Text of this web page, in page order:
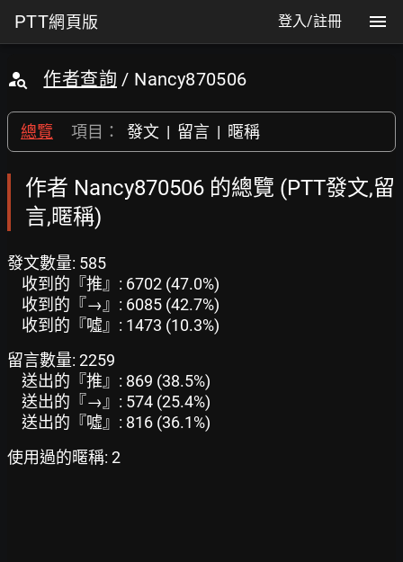
PTT網頁版 登入/註冊
作者查詢 / Nancy870506
總覽 項目： 發文 | 留言 | 暱稱
作者 Nancy870506 的總覽 (PTT發文,留
言,暱稱)
發文數量: 585
收到的『推』: 6702 (47.0%)
收到的『→』: 6085 (42.7%)
收到的『噓』: 1473 (10.3%)
留言數量: 2259
送出的『推』: 869 (38.5%)
送出的『→』: 574 (25.4%)
送出的『噓』: 816 (36.1%)
使用過的暱稱: 2